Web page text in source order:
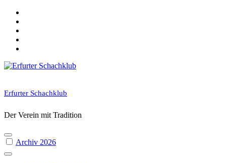
Skip
content
Erfurter Schachklub
Der Verein mit Tradition
Archiv 2026